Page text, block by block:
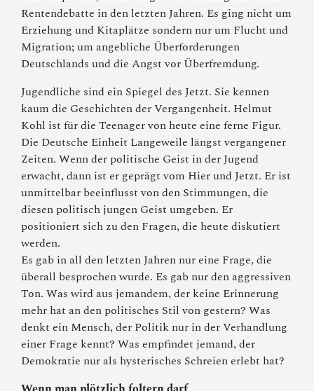
Rentendebatte in den letzten Jahren. Es ging nicht um
Erziehung und Kitaplätze sondern nur um Flucht und
Migration; um angebliche Überforderungen
Deutschlands und die Angst vor Überfremdung.
Jugendliche sind ein Spiegel des Jetzt. Sie kennen
kaum die Geschichten der Vergangenheit. Helmut
Kohl ist für die Teenager von heute eine ferne Figur.
Die Deutsche Einheit Langeweile längst vergangener
Zeiten. Wenn der politische Geist in der Jugend
erwacht, dann ist er geprägt vom Hier und Jetzt. Er ist
unmittelbar beeinflusst von den Stimmungen, die
diesen politisch jungen Geist umgeben. Er
positioniert sich zu den Fragen, die heute diskutiert
werden.
Es gab in all den letzten Jahren nur eine Frage, die
überall besprochen wurde. Es gab nur den aggressiven
Ton. Was wird aus jemandem, der keine Erinnerung
mehr hat an den politisches Stil von gestern? Was
denkt ein Mensch, der Politik nur in der Verhandlung
einer Frage kennt? Was empfindet jemand, der
Demokratie nur als hysterisches Schreien erlebt hat?